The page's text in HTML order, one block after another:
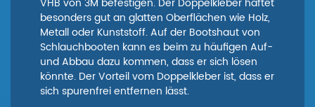
besonders gut an glatten Oberflächen wie Holz,
Metall oder Kunststoff. Auf der Bootshaut von
Schlauchbooten kann es beim zu häufigen Auf-
und Abbau dazu kommen, dass er sich lösen
könnte. Der Vorteil vom Doppelkleber ist, dass er
sich spurenfrei entfernen lässt.